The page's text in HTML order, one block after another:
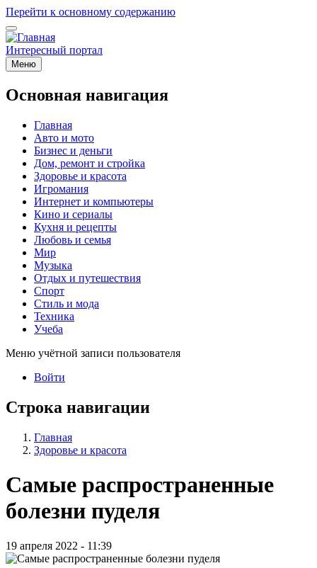
Перейти к основному содержанию
Интересный портал
Меню
Основная навигация
Главная
Авто и мото
Бизнес и деньги
Дом, ремонт и стройка
Здоровье и красота
Игромания
Интернет и компьютеры
Кино и сериалы
Кухня и рецепты
Любовь и семья
Мир
Музыка
Отдых и путешествия
Спорт
Стиль и мода
Техника
Учеба
Меню учётной записи пользователя
Войти
Строка навигации
Главная
Здоровье и красота
Самые распространенные
болезни пуделя
19 апреля 2022 - 11:39